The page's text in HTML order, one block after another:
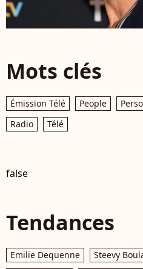
Mots clés
Émission Télé People
Radio
Télé
false
Tendances
Emilie Dequenne Steevy